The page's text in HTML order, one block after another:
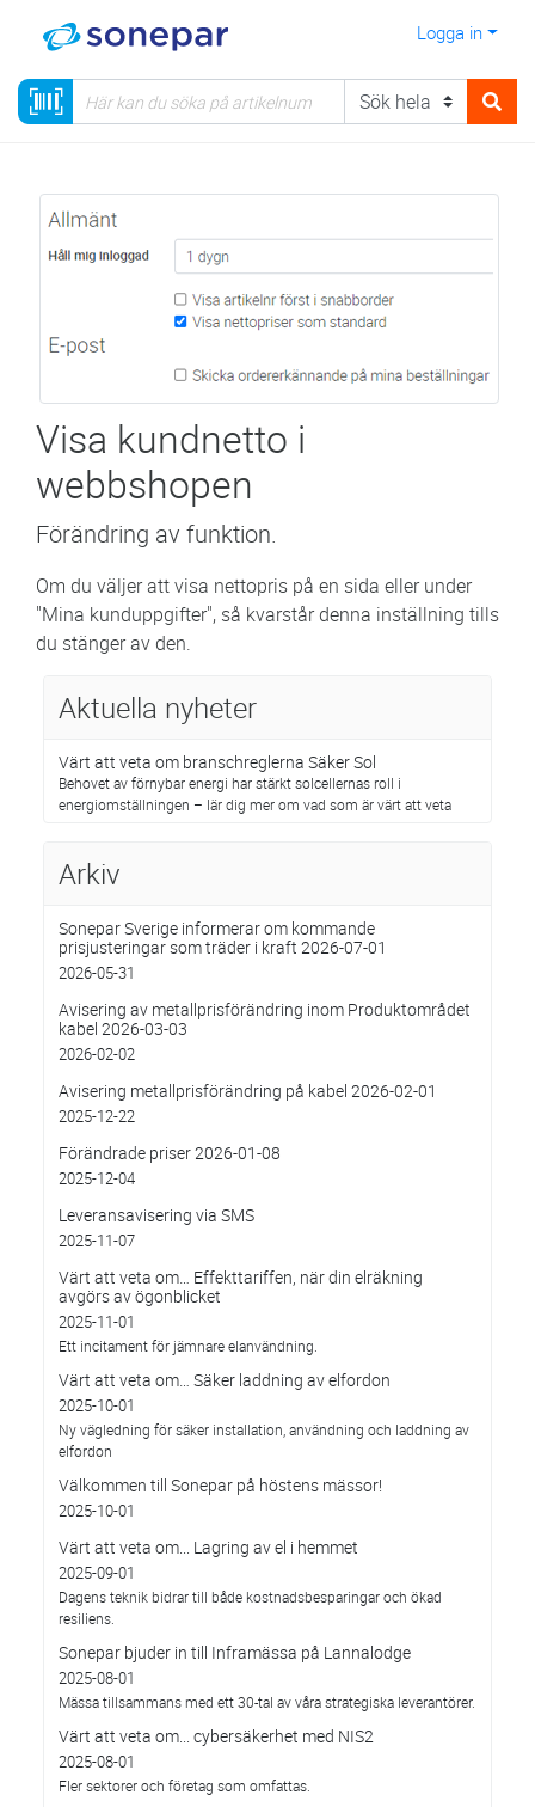
Logga in
Visa kundnetto i
webbshopen
Förändring av funktion.
Om du väljer att visa nettopris på en sida eller under
"Mina kunduppgifter", så kvarstår denna inställning tills
du stänger av den.
Aktuella nyheter
Värt att veta om branschreglerna Säker Sol
Behovet av förnybar energi har stärkt solcellernas roll i
energiomställningen – lär dig mer om vad som är värt att veta
Arkiv
Sonepar Sverige informerar om kommande
prisjusteringar som träder i kraft 2026-07-01
2026-05-31
Avisering av metallprisförändring inom Produktområdet
kabel 2026-03-03
2026-02-02
Avisering metallprisförändring på kabel 2026-02-01
2025-12-22
Förändrade priser 2026-01-08
2025-12-04
Leveransavisering via SMS
2025-11-07
Värt att veta om… Effekttariffen, när din elräkning
avgörs av ögonblicket
2025-11-01
Ett incitament för jämnare elanvändning.
Värt att veta om… Säker laddning av elfordon
2025-10-01
Ny vägledning för säker installation, användning och laddning av
elfordon
Välkommen till Sonepar på höstens mässor!
2025-10-01
Värt att veta om... Lagring av el i hemmet
2025-09-01
Dagens teknik bidrar till både kostnadsbesparingar och ökad
resiliens.
Sonepar bjuder in till Inframässa på Lannalodge
2025-08-01
Mässa tillsammans med ett 30-tal av våra strategiska leverantörer.
Värt att veta om... cybersäkerhet med NIS2
2025-08-01
Fler sektorer och företag som omfattas.